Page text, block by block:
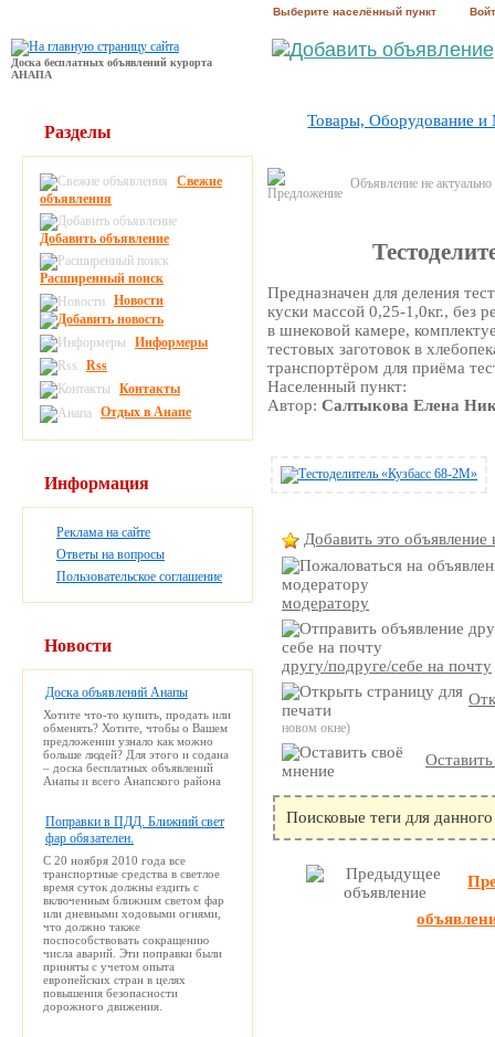
Выберите населённый пункт
Доска бесплатных объявлений курорта
АНАПА
Товары, Оборудование и
Объявление не
Предназначен для деления
куски массой 0,25-1,0кг., без
в шнековой камере,
тестовых заготовок в
транспортёром для приёма
Населенный пункт:
Автор:Салтыкова Елена
Добавить это объявление
модератору
другу/подруге/себе на почту
новом окне)
Поисковые теги для
Разделы
Свежие
объявления
Добавить объявление
Расширенный поиск
Новости
Информеры
Rss
Контакты
Отдых в Анапе
Информация
Реклама на сайте
Ответы на вопросы
Пользовательское соглашение
Новости
Доска объявлений Анапы
Хотите что-то купить, продать или
обменять? Хотите, чтобы о Вашем
предложении узнало как можно
больше людей? Для этого и содана
– доска бесплатных объявлений
Анапы и всего Анапского района
Поправки в ПДД. Ближний свет
фар обязателен.
С 20 ноября 2010 года все
транспортные средства в светлое
время суток должны ездить с
включенным ближним светом фар
или дневными ходовыми огнями,
что должно также
поспособствовать сокращению
числа аварий. Эти поправки были
приняты с учетом опыта
европейских стран в целях
повышения безопасности
дорожного движения.